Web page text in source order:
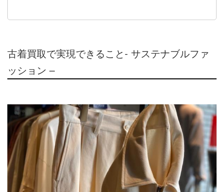
古着買取で実現できること- サステナブルファ
ッション –